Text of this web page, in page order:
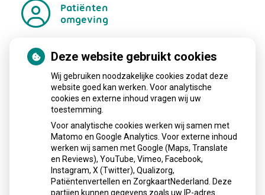
Patiënten
omgeving
Regel met
gemak
Uw Zorg
online
Herhaalrecepten
Anticonceptiemiddelenaanvragen
Diabetesmiddelenaanvragen
Vragen stellen
op
Deze website gebruikt cookies
Wij gebruiken noodzakelijke cookies zodat deze
website goed kan werken. Voor analytische
cookies en externe inhoud vragen wij uw
toestemming.
Voor analytische cookies werken wij samen met
Matomo en Google Analytics. Voor externe inhoud
werken wij samen met Google (Maps, Translate
en Reviews), YouTube, Vimeo, Facebook,
Instagram, X (Twitter), Qualizorg,
Patiëntenvertellen en ZorgkaartNederland. Deze
partijen kunnen gegevens zoals uw IP-adres